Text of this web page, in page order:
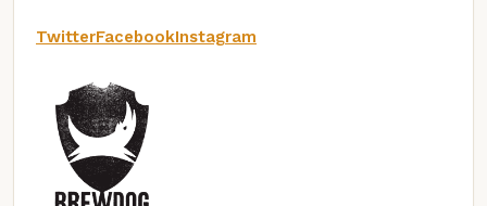
TwitterFacebookInstagram